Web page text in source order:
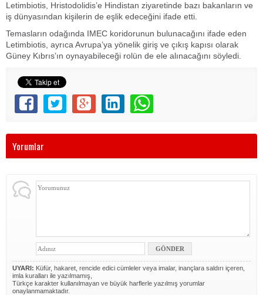
Letimbiotis, Hristodolidis’e Hindistan ziyaretinde bazı bakanların ve
iş dünyasından kişilerin de eşlik edeceğini ifade etti.
Temasların odağında IMEC koridorunun bulunacağını ifade eden
Letimbiotis, ayrıca Avrupa’ya yönelik giriş ve çıkış kapısı olarak
Güney Kıbrıs’ın oynayabileceği rolün de ele alınacağını söyledi.
Yorumlar
UYARI: Küfür, hakaret, rencide edici cümleler veya imalar, inançlara saldırı içeren,
imla kuralları ile yazılmamış,
Türkçe karakter kullanılmayan ve büyük harflerle yazılmış yorumlar
onaylanmamaktadır.